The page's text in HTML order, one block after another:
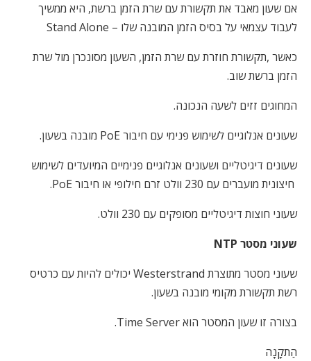
אם שעון מאבד את תקשורת עם שרת הזמן ברשת, היא ממשיך
לעבוד עצמאי על בסיס הזמן המובנה שלו – Stand Alone
כאשר ,תקשורת חוזרת עם שרת הזמן, השעון מסונכרן מול שרת
הזמן ברשת שוב.
המחוגים זזים לשעה הנכונה.
שעונים אנלוגיים לשימוש פנימי עם חיבור PoE מובנה בשעון.
שעונים דיגיטליים ושעונים אנלוגיים פנימיים המיועדים לשימוש
חיצונית מועברים עם 230 וולט זרם חילופי או חיבור
PoE
.
שעוני חוצות דיגיטליים מסופקים עם 230 וולט.
שעוני מסטר NTP
שעוני מסטר מתוצרת Westerstrand יכולים להיות עם כרטיס
רשת תקשורת מקומי מובנה בשעון.
בצורה זו שעון המסטר הואTime Server
.
הַתקָנָה